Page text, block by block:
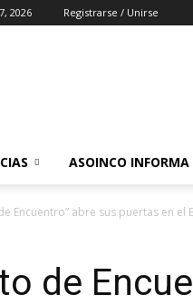
2026 Registrarse / Unirse
ASOINCO INFORMA
Encuentro” abre sus puertas en el
de